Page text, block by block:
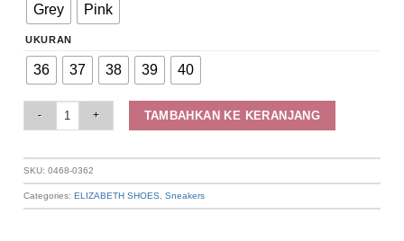
Grey Pink
UKURAN
36 37 38 39 40
TAMBAHKAN KE KERANJANG
SKU:0468-0362
Categories:ELIZABETH SHOES ,Sneakers